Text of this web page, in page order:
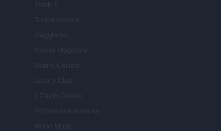
Think.it
Tuobenessere
Viaggiamo
Nonne Magazine
Milano Cortina
Luxury Club
Il Calcio Online
Professione mamma
World Music